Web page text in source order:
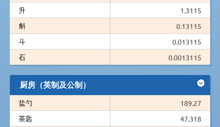
升
1.3115
斛
0.13115
斗
0.013115
石
0.0013115
厨房（英制及公制）
盐勺
189.27
茶匙
47.318